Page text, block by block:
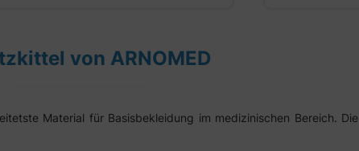
von ARNOMED
Material für Basisbekleidung im medizinischen Bereich. Die